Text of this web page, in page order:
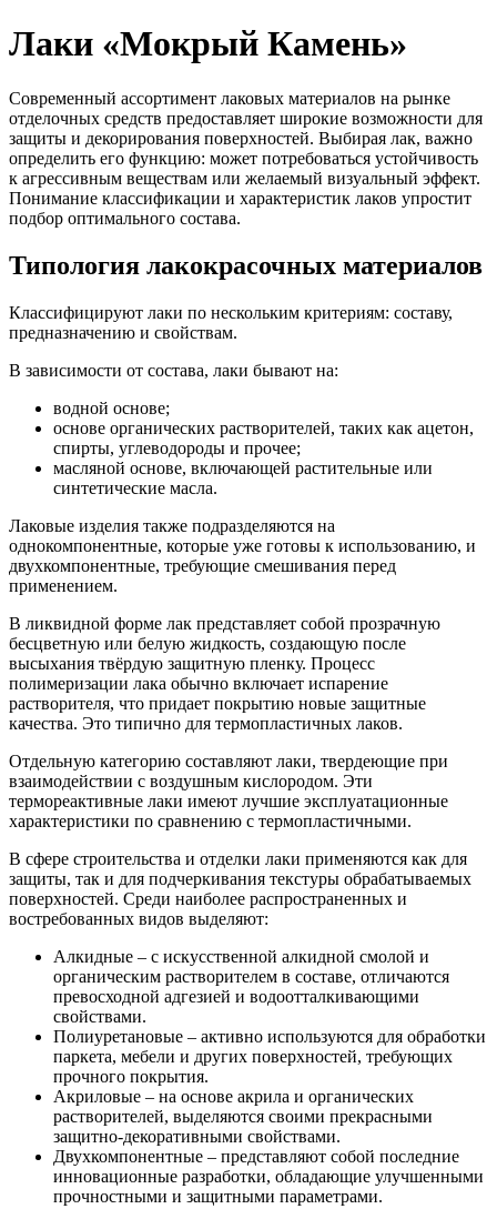
Лаки «Мокрый Камень»
Современный ассортимент лаковых материалов на рынке
отделочных средств предоставляет широкие возможности для
защиты и декорирования поверхностей. Выбирая лак, важно
определить его функцию: может потребоваться устойчивость
к агрессивным веществам или желаемый визуальный эффект.
Понимание классификации и характеристик лаков упростит
подбор оптимального состава.
Типология лакокрасочных материалов
Классифицируют лаки по нескольким критериям: составу,
предназначению и свойствам.
В зависимости от состава, лаки бывают на:
водной основе;
основе органических растворителей, таких как ацетон,
спирты, углеводороды и прочее;
масляной основе, включающей растительные или
синтетические масла.
Лаковые изделия также подразделяются на
однокомпонентные, которые уже готовы к использованию, и
двухкомпонентные, требующие смешивания перед
применением.
В ликвидной форме лак представляет собой прозрачную
бесцветную или белую жидкость, создающую после
высыхания твёрдую защитную пленку. Процесс
полимеризации лака обычно включает испарение
растворителя, что придает покрытию новые защитные
качества. Это типично для термопластичных лаков.
Отдельную категорию составляют лаки, твердеющие при
взаимодействии с воздушным кислородом. Эти
термореактивные лаки имеют лучшие эксплуатационные
характеристики по сравнению с термопластичными.
В сфере строительства и отделки лаки применяются как для
защиты, так и для подчеркивания текстуры обрабатываемых
поверхностей. Среди наиболее распространенных и
востребованных видов выделяют:
Алкидные – с искусственной алкидной смолой и
органическим растворителем в составе, отличаются
превосходной адгезией и водоотталкивающими
свойствами.
Полиуретановые – активно используются для обработки
паркета, мебели и других поверхностей, требующих
прочного покрытия.
Акриловые – на основе акрила и органических
растворителей, выделяются своими прекрасными
защитно-декоративными свойствами.
Двухкомпонентные – представляют собой последние
инновационные разработки, обладающие улучшенными
прочностными и защитными параметрами.